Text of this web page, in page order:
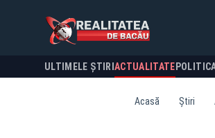
ULTIMELE ȘTIRI ACTUALITATE
Acasă Știri